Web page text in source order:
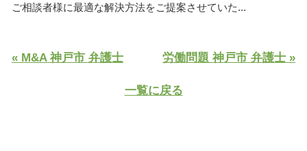
ご相談者様に最適な解決方法をご提案させていた...
« M&A 神戸市 弁護士 労働問題 神戸市 弁護士 »
一覧に戻る